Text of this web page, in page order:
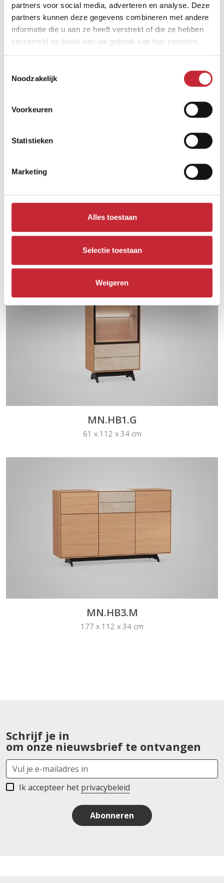
partners voor social media, adverteren en analyse. Deze
partners kunnen deze gegevens combineren met andere
informatie die u aan ze heeft verstrekt of die ze hebben
verzameld op basis van uw gebruik van hun services.
Noodzakelijk
Voorkeuren
Statistieken
Marketing
Alles toestaan
Selectie toestaan
Weigeren
Vergelijkbare producten
MN.HB1.G
61 x 112 x 34 cm
MN.HB3.M
177 x 112 x 34 cm
Schrijf je in
om onze nieuwsbrief te ontvangen
Ik accepteer het privacybeleid
Abonneren